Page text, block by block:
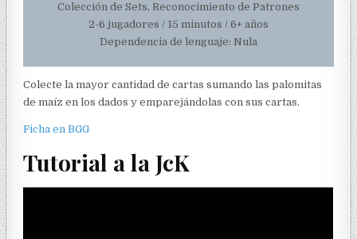
Colección de Sets, Reconocimiento de Patrones
2-6 jugadores / 15 minutos / 6+ años
Dependencia de lenguaje: Nula
Colecte la mayor cantidad de cartas sumando las palomitas
de maíz en los dados y emparejándolas con sus cartas.
Ficha en BGG
Tutorial a la JcK